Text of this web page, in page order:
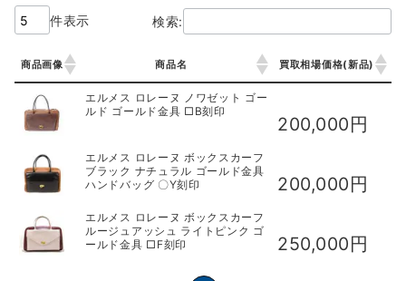
件表示 検索:
商品画像 商品名 買取相場価格(新品)
商品画像 商品名
エルメス ロレーヌ ノワゼット ゴー
ルド ゴールド金具 □B刻印
200,000円
エルメス ロレーヌ ボックスカーフ
ブラック ナチュラル ゴールド金具
ハンドバッグ 〇Y刻印
200,000円
エルメス ロレーヌ ボックスカーフ
ルージュアッシュ ライトピンク ゴ
ールド金具 □F刻印
250,000円